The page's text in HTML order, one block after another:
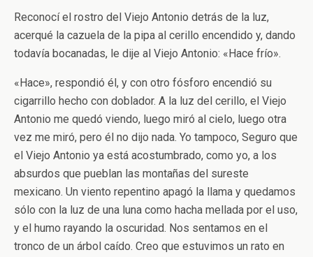
Reconocí el rostro del Viejo Antonio detrás de la luz,
acerqué la cazuela de la pipa al cerillo encendido y, dando
todavía bocanadas, le dije al Viejo Antonio: «Hace frío».
«Hace», respondió él, y con otro fósforo encendió su
cigarrillo hecho con doblador. A la luz del cerillo, el Viejo
Antonio me quedó viendo, luego miró al cielo, luego otra
vez me miró, pero él no dijo nada. Yo tampoco, Seguro que
el Viejo Antonio ya está acostumbrado, como yo, a los
absurdos que pueblan las montañas del sureste
mexicano. Un viento repentino apagó la llama y quedamos
sólo con la luz de una luna como hacha mellada por el uso,
y el humo rayando la oscuridad. Nos sentamos en el
tronco de un árbol caído. Creo que estuvimos un rato en